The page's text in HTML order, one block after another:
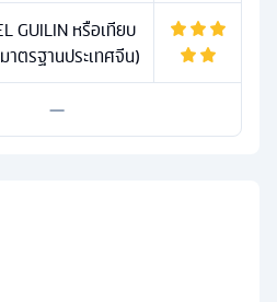
GUILIN หรือเทียบ
าตรฐานประเทศจีน)
—